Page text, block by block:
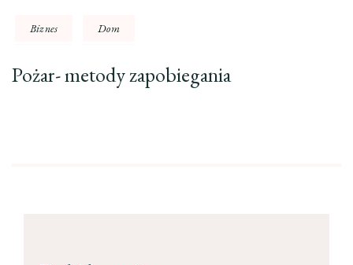
Biznes Dom
Pożar- metody zapobiegania